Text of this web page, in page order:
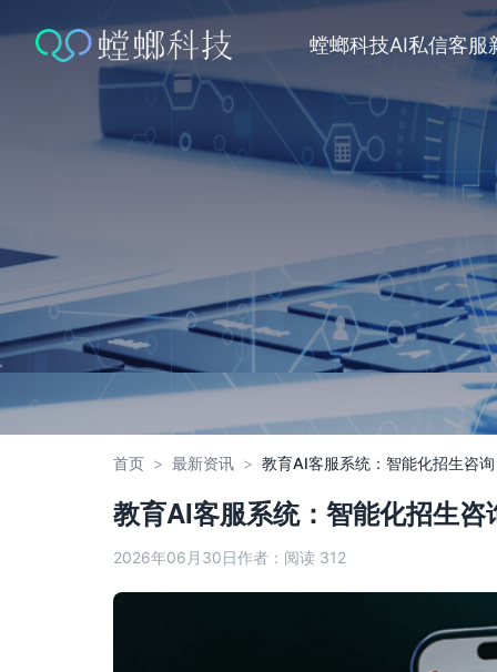
转
螳螂科技AI私信客服
首页 > 最新资讯 > 教育AI客服系统：智能化招生咨
教育AI客服系统：智能化招生
2026年06月30日作者： 阅读 312